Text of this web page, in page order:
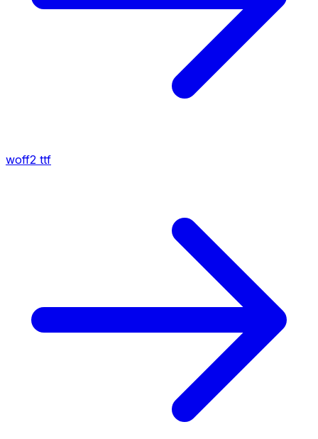
woff2 ttf